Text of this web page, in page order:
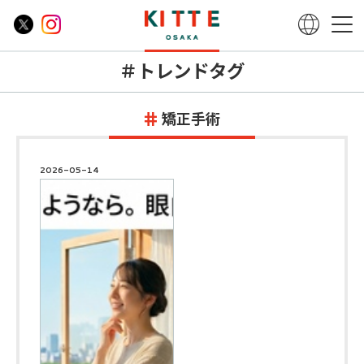
＃トレンドタグ
矯正手術
2026-05-14